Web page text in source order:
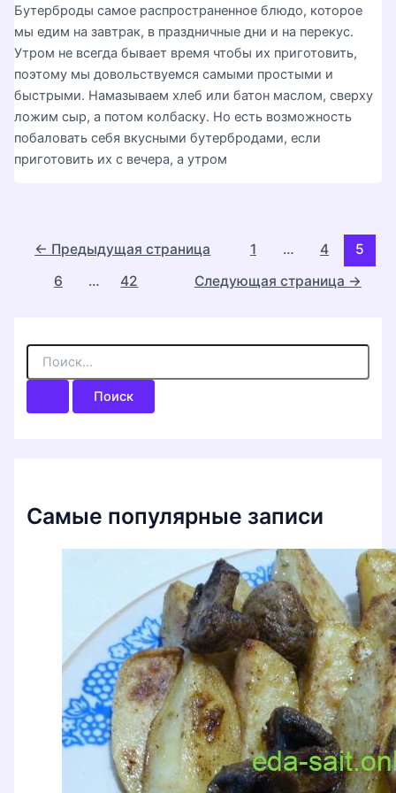
Бутерброды самое распространенное блюдо, которое
мы едим на завтрак, в праздничные дни и на перекус.
Утром не всегда бывает время чтобы их приготовить,
поэтому мы довольствуемся самыми простыми и
быстрыми. Намазываем хлеб или батон маслом, сверху
ложим сыр, а потом колбаску. Но есть возможность
побаловать себя вкусными бутербродами, если
приготовить их с вечера, а утром
Постраничная
записи
← Предыдущая страница 1 … 4
5
6
… 42 Следующая страница →
П
и
Самые популярные записи